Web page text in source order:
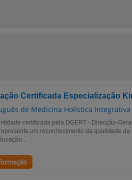
Certificada Especialização
de Medicina Holística Integrativa
certificada pela DGERT - Direcção-
um reconhecimento da qualidade